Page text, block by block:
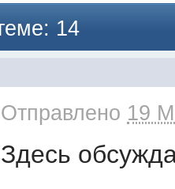
14
Отправлено 19
Здесь